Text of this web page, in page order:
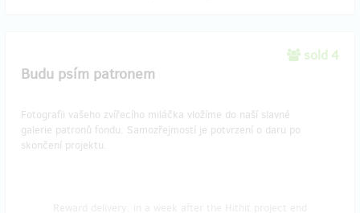
sold 4
Budu psím patronem
Fotografii vašeho zvířecího miláčka vložíme do naší slavné
galerie patronů fondu. Samozřejmostí je potvrzení o daru po
skončení projektu.